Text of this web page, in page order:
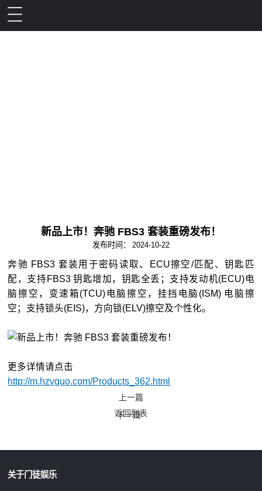
新品上市！奔驰 FBS3 套装重磅发布！
发布时间： 2024-10-22
奔驰 FBS3 套装用于密码读取、ECU擦空/匹配、钥匙匹
配，支持FBS3 钥匙增加，钥匙全丢；支持发动机(ECU)电
脑擦空，变速箱(TCU)电脑擦空，挂挡电脑(ISM) 电脑擦
空；支持锁头(EIS)，方向锁(ELV)擦空及个性化。
更多详情请点击
http://m.hzvguo.com/Products_362.html
上一篇
下一篇
返回列表
关于门徒娱乐